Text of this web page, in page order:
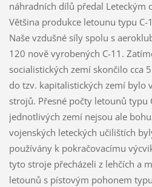
náhradních dílů předal Leteckým
Většina produkce letounu typu C-
Naše vzdušné síly spolu s
120 nově vyrobených C-11.
socialistických zemí skončilo cca
do tzv. kapitalistických zemí bylo
strojů. Přesné počty letounů typu
jednotlivých zemí nejsou ale
vojenských leteckých učilištích
používány k pokračovacímu
tyto stroje přecházeli z lehčích a
letounů s pístovým pohonem